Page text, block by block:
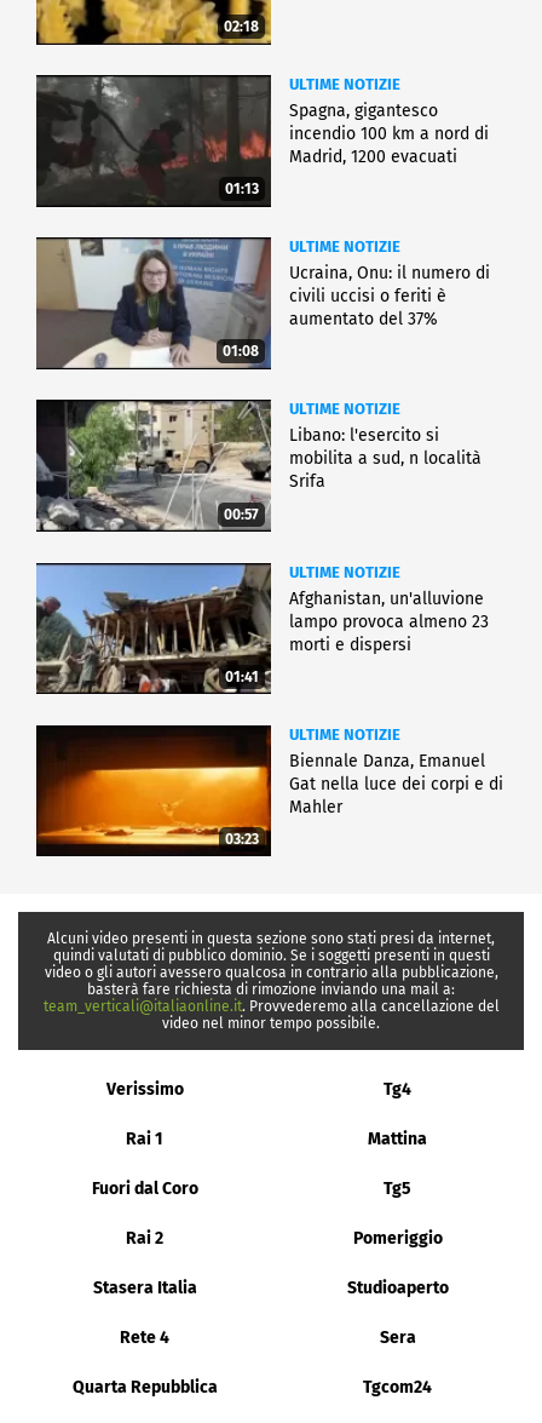
02:18
01:13
ULTIME NOTIZIE
Spagna, gigantesco
incendio 100 km a nord di
Madrid, 1200 evacuati
01:08
ULTIME NOTIZIE
Ucraina, Onu: il numero di
civili uccisi o feriti è
aumentato del 37%
00:57
ULTIME NOTIZIE
Libano: l'esercito si
mobilita a sud, n località
Srifa
01:41
ULTIME NOTIZIE
Afghanistan, un'alluvione
lampo provoca almeno 23
morti e dispersi
03:23
ULTIME NOTIZIE
Biennale Danza, Emanuel
Gat nella luce dei corpi e di
Mahler
Alcuni video presenti in questa sezione sono stati presi da internet,
quindi valutati di pubblico dominio. Se i soggetti presenti in questi
video o gli autori avessero qualcosa in contrario alla pubblicazione,
basterà fare richiesta di rimozione inviando una mail a:
team_verticali@italiaonline.it. Provvederemo alla cancellazione del
video nel minor tempo possibile.
Verissimo Tg4
Rai 1 Mattina
Fuori dal Coro Tg5
Rai 2 Pomeriggio
Stasera Italia Studioaperto
Rete 4 Sera
Quarta Repubblica Tgcom24